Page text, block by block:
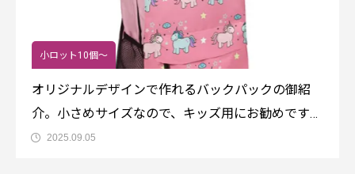
小ロット10個～
オリジナルデザインで作れるバックパックの御紹
介。小さめサイズなので、キッズ用にお勧めです。
ショルダーベルトはクッション性があり、内部ポケ
2025.09.05